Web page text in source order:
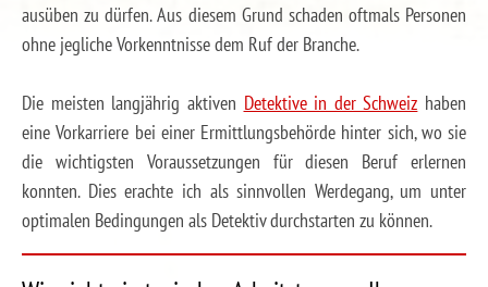
ausüben zu dürfen. Aus diesem Grund schaden oftmals Personen
ohne jegliche Vorkenntnisse dem Ruf der Branche.
Die meisten langjährig aktiven Detektive in der Schweiz haben
eine Vorkarriere bei einer Ermittlungsbehörde hinter sich, wo sie
die wichtigsten Voraussetzungen für diesen Beruf erlernen
konnten. Dies erachte ich als sinnvollen Werdegang, um unter
optimalen Bedingungen als Detektiv durchstarten zu können.